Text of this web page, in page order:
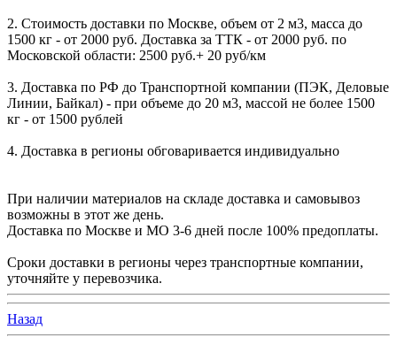
2. Стоимость доставки по Москве, объем от 2 м3, масса до
1500 кг - от 2000 руб. Доставка за ТТК - от 2000 руб. по
Московской области: 2500 руб.+ 20 руб/км
3. Доставка по РФ до Транспортной компании (ПЭК, Деловые
Линии, Байкал) - при объеме до 20 м3, массой не более 1500
кг - от 1500 рублей
4. Доставка в регионы обговаривается индивидуально
При наличии материалов на складе доставка и самовывоз
возможны в этот же день.
Доставка по Москве и МО 3-6 дней после 100% предоплаты.
Сроки доставки в регионы через транспортные компании,
уточняйте у перевозчика.
Назад